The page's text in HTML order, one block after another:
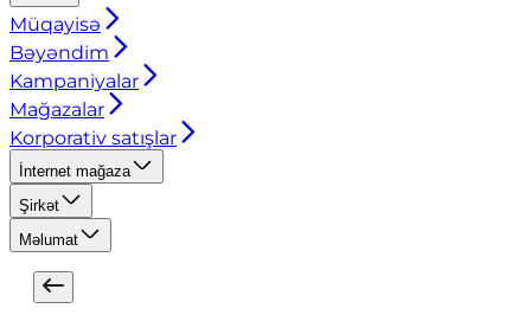
Müqayisə
Bəyəndim
Kampaniyalar
Mağazalar
Korporativ satışlar
İnternet mağaza
Şirkət
Məlumat